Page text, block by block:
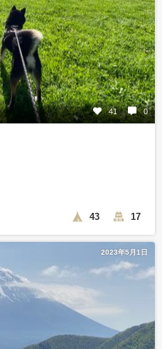
41 0
43 17
2023年5月1日